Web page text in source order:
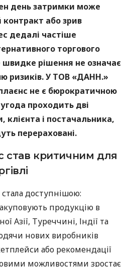
день затримки може
або зрив
дедалі частіше
торгового
рішення не означає
ризиків. У ТОВ «ДАНН.»
не є бюрократичною
проходить дві
клієнта і постачальника,
перераховані.
став критичним для
доступнішою:
продукцію в
Азії, Туреччині, Індії та
нових виробників
або рекомендації
можливостями зростає